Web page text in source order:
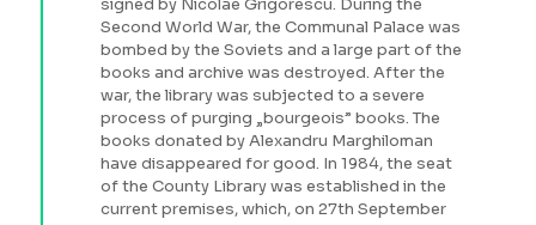
signed by Nicolae Grigorescu. During the
Second World War, the Communal Palace was
bombed by the Soviets and a large part of the
books and archive was destroyed. After the
war, the library was subjected to a severe
process of purging „bourgeois” books. The
books donated by Alexandru Marghiloman
have disappeared for good. In 1984, the seat
of the County Library was established in the
current premises, which, on 27th September